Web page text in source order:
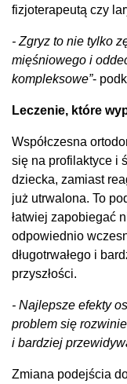
fizjoterapeutą czy
- Zgryz to nie tylko
mięśniowego i
kompleksowe”-
Leczenie, które
Współczesna
się na profilaktyce i
dziecka, zamiast
już utrwalona. To
łatwiej zapobiegać
odpowiednio
długotrwałego i
przyszłości.
- Najlepsze efekty
problem się
i bardziej
Zmiana podejścia